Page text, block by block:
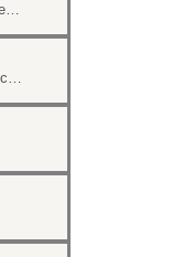
Historique et tracking des mailings et e-newsletters
Important : Envoyer un mail avec une pièce jointe sans erreur